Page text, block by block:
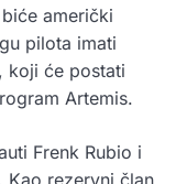
američki
pilota imati
koji će postati
Artemis.
Frenk Rubio i
Kao rezervni član